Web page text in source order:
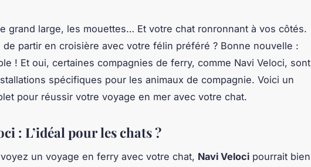
grand large, les mouettes… Et votre chat ronronnant à vos côtés.
de partir en croisière avec votre félin préféré ? Bonne nouvelle :
! Et oui, certaines compagnies de ferry, comme Navi Veloci, sont
spécifiques pour les animaux de compagnie. Voici un
pour réussir votre voyage en mer avec votre chat.
: L’idéal pour les chats ?
un voyage en ferry avec votre chat, Navi Veloci pourrait bien